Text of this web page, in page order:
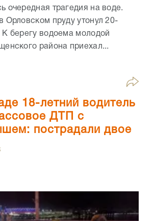
очередная трагедия на воде.
Орловском пруду утонул 20-
берегу водоема молодой
района приехал...
18-летний водитель
ДТП с
пострадали двое